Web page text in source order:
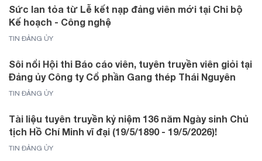
Sức lan tỏa từ Lễ kết nạp đảng viên mới tại Chi bộ
Kế hoạch - Công nghệ
TIN ĐẢNG ỦY
Sôi nổi Hội thi Báo cáo viên, tuyên truyền viên giỏi tại
Đảng ủy Công ty Cổ phần Gang thép Thái Nguyên
TIN ĐẢNG ỦY
Tài liệu tuyên truyền kỷ niệm 136 năm Ngày sinh Chủ
tịch Hồ Chí Minh vĩ đại (19/5/1890 - 19/5/2026)!
TIN ĐẢNG ỦY